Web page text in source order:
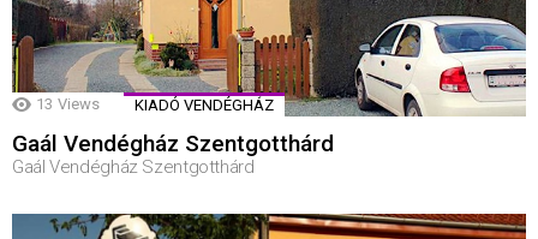
13 Views KIADÓ VENDÉGHÁZ
Gaál Vendégház Szentgotthárd
Gaál Vendégház Szentgotthárd